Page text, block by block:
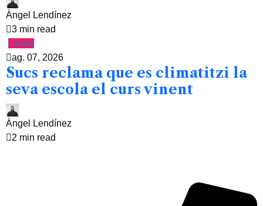
Àngel Lendínez
3 min read
Lleida
ag. 07, 2026
Sucs reclama que es climatitzi la
seva escola el curs vinent
Àngel Lendínez
2 min read